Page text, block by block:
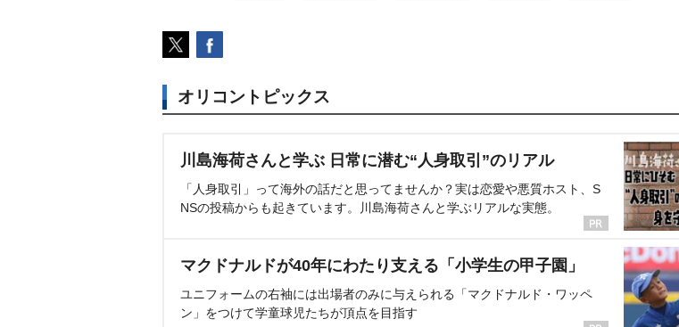
オリコントピックス
川島海荷さんと学ぶ 日常に潜む“人身取引”のリアル
「人身取引」って海外の話だと思ってませんか？実は恋愛や悪質ホスト、S
NSの投稿からも起きています。川島海荷さんと学ぶリアルな実態。
マクドナルドが40年にわたり支える「小学生の甲子園」
ユニフォームの右袖には出場者のみに与えられる「マクドナルド・ワッペ
ン」をつけて学童球児たちが頂点を目指す